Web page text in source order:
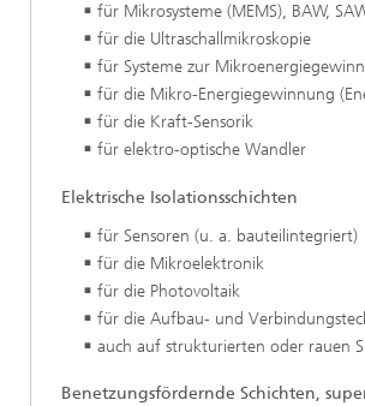
für Mikrosysteme (MEMS), BAW,
für die Ultraschallmikroskopie
für Systeme zur
für die Mikro-Energiegewinnung
für die Kraft-Sensorik
für elektro-optische Wandler
Elektrische Isolationsschichten
für Sensoren (u. a. bauteilintegriert)
für die Mikroelektronik
für die Photovoltaik
für die Aufbau- und
auch auf strukturierten oder rauen
Benetzungsfördernde Schichten,